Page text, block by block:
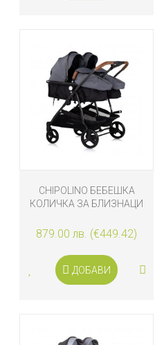
CHIPOLINO БЕБЕШКА
КОЛИЧКА ЗА БЛИЗНАЦИ
879.00 лв. (€449.42)
ДОБАВИ